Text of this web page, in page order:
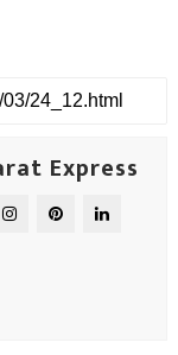
Express